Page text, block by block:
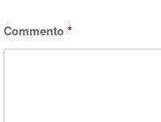
Commento*